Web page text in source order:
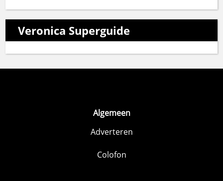
Veronica Superguide
Algemeen
Adverteren
Colofon